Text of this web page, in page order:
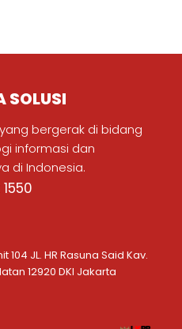
SOLUSI
bergerak di bidang
informasi dan
di Indonesia.
104 JL. HR Rasuna Said Kav.
12920 DKI Jakarta